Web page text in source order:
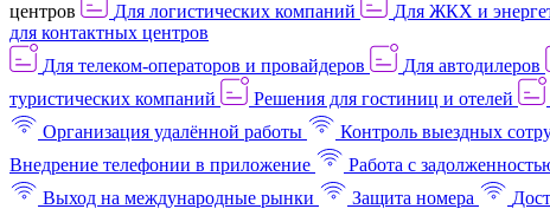
центров
Для логистических компаний Для ЖКХ и
для контактных центров
Для телеком-операторов и провайдеров
Для автодилеров
туристических компаний
Решения для гостиниц и отелей
Организация удалённой работы
Контроль выездных
Внедрение телефонии в приложение
Работа с
Выход на международные рынки
Защита номера